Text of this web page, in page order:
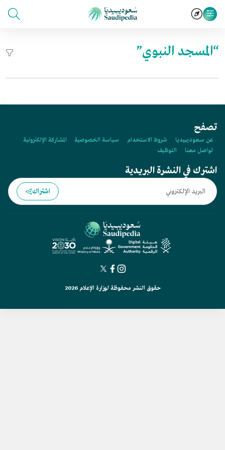
“المسجد النبوي”
تصفح
عن سعوديبيديا شروط الاستخدام سياسة الخصوصية
المشاركة الإلكترونية
تواصل معنا
التوظيف
اشترك في النشرة البريدية
اشتراك
حقوق النشر محفوظة لوزارة الإعلام 2026